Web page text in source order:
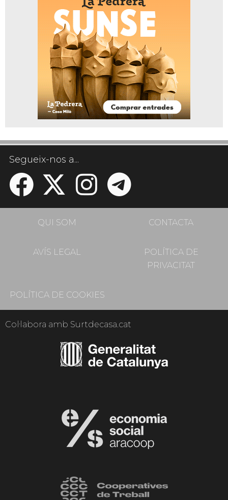
Segueix-nos a...
QUI SOM CONTACTA
AVÍS LEGAL
POLÍTICA DE
PRIVACITAT
POLÍTICA DE COOKIES
Col·labora amb Surtdecasa.cat